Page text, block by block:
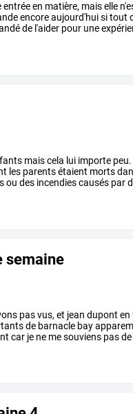
entréeen matière, maiselle
encoreaujourd'huisitout
de l'aider pour une
maiscela lui importe peu.
les parentsétaient morts
ou des incendiescausés par
semaine
pasvus, et jean dupont en
de barnacle bay
car je ne mesouviens pasde